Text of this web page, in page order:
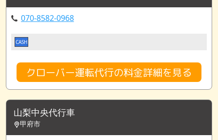
070-8582-0968
CASH
クローバー運転代行の料金詳細を見る
山梨中央代行車
甲府市